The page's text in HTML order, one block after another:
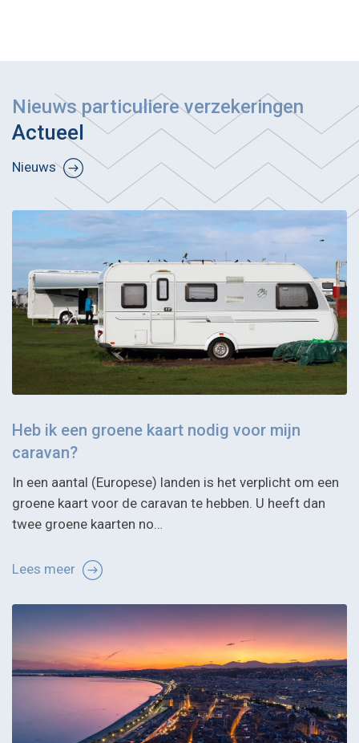
Nieuws particuliere verzekeringen
Actueel
Nieuws
Heb ik een groene kaart nodig voor mijn
caravan?
In een aantal (Europese) landen is het verplicht om een
groene kaart voor de caravan te hebben. U heeft dan
twee groene kaarten no…
Lees meer